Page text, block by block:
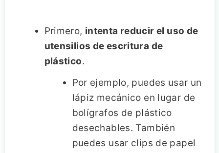
Primero, intenta reducir el uso de
utensilios de escritura de
plástico.
Por ejemplo, puedes usar un
lápiz mecánico en lugar de
bolígrafos de plástico
desechables. También
puedes usar clips de papel